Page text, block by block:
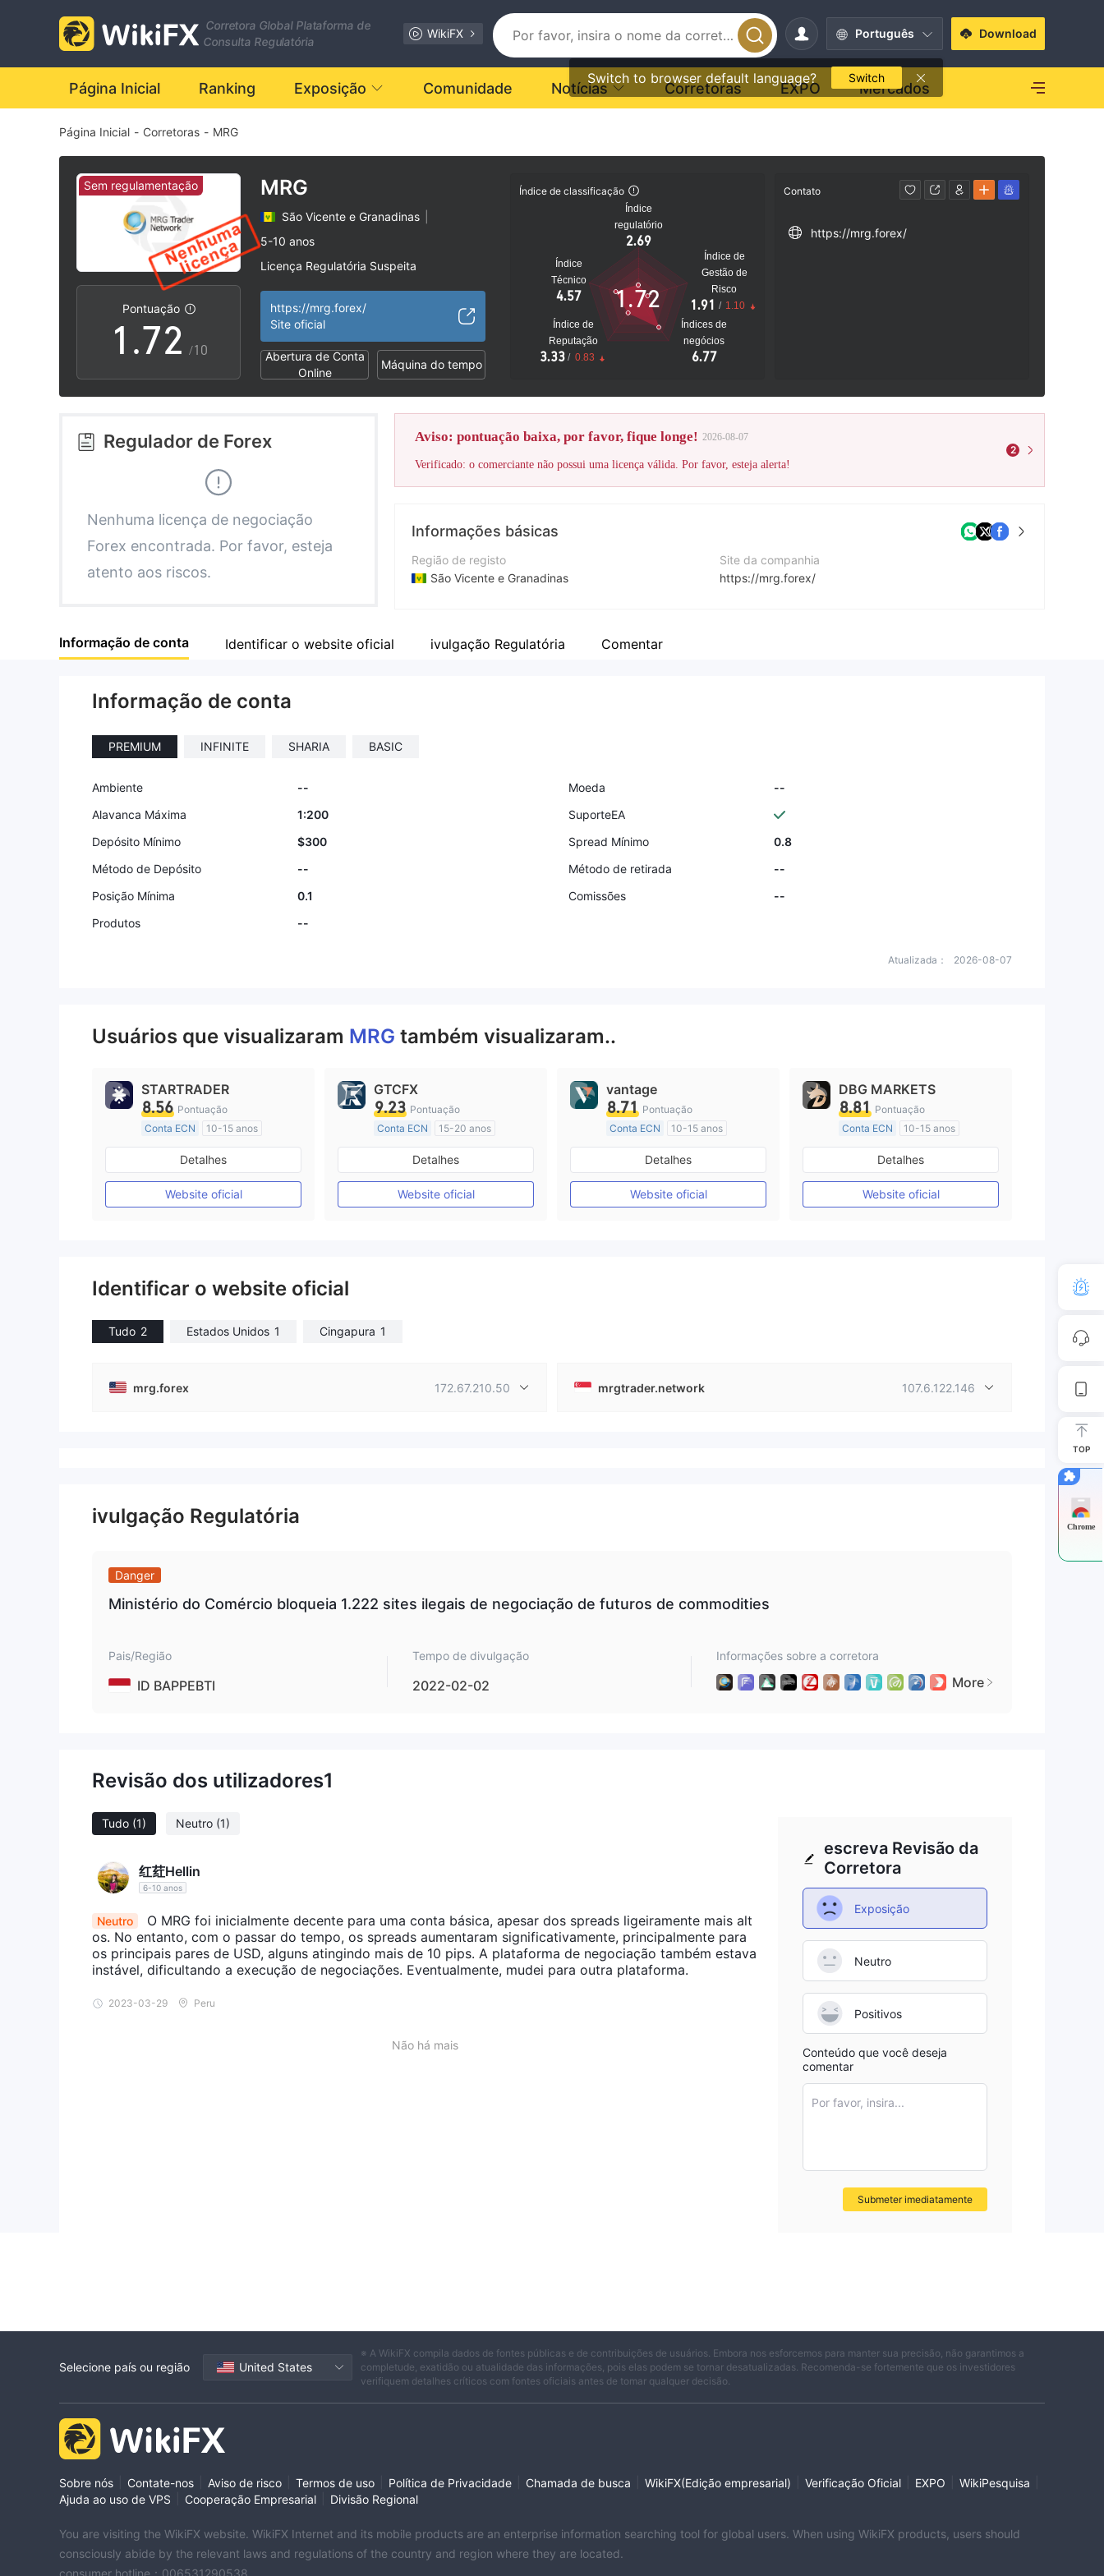
Corretora Global Plataforma de
Consulta Regulatória
WikiFX Português
Switch to browser default language? Switch
Download
Página Inicial Ranking Exposição Comunidade Notícias Corretoras EXPO Mercados
Página Inicial - Corretoras - MRG
Sem regulamentação
Pontuação
0
1
2
3
5
6
7
8
9
.
1
2
3
4
5
6
7
8
9
0
1
2
3
4
6
7
8
9
/10
MRG
São Vicente e Granadinas
5-10 anos
Licença Regulatória Suspeita
Risco potencial alto
https://mrg.forex/
Site oficial
Abertura de Conta
Online
Máquina do tempo
Índice de classificação
Índice
regulatório
2.69
Índice
Técnico
4.57
Índice de
Reputação
3.33 / 0.83
Índices de
negócios
6.77
Índice de
Gestão de
Risco
1.91 / 1.10
1.72
Contato
https://mrg.forex/
Regulador de Forex
Nenhuma licença de negociação
Forex encontrada. Por favor, esteja
atento aos riscos.
Aviso: pontuação baixa, por favor, fique longe! 2026-08-07
Verificado: o comerciante não possui uma licença válida. Por favor, esteja alerta!
2
Informações básicas
Região de registo
São Vicente e Granadinas
Empresa
Site da companhia
https://mrg.forex/
Informação de conta Identificar o website oficial ivulgação Regulatória Comentar
Informação de conta
PREMIUM INFINITE SHARIA BASIC
Ambiente -- Moeda
--
Alavanca Máxima
1:200
SuporteEA
Depósito Mínimo
$300 Spread Mínimo
0.8
Método de Depósito
-- Método de retirada
--
Posição Mínima
0.1 Comissões
--
Produtos
--
Atualizada： 2026-08-07
Usuários que visualizaram MRG também visualizaram..
STARTRADER
8.56 Pontuação
Conta ECN
10-15 anos
Austrália Regulamento
Market Marketing (MM)
Etiqueta principal MT4
Detalhes
Website oficial
GTCFX
9.23 Pontuação
Conta ECN
15-20 anos
Reino Unido Regulamento
Market Marketing (MM)
Etiqueta principal MT4
Detalhes
Website oficial
vantage
8.71 Pontuação
Conta ECN
10-15 anos
Austrália Regulamento
Market Marketing (MM)
Etiqueta principal MT4
Detalhes
Website oficial
DBG MARKETS
8.81 Pontuação
Conta ECN
10-15 anos
Austrália Regulamento
Market Marketing (MM)
Etiqueta principal MT4
Detalhes
Website oficial
Identificar o website oficial
Tudo 2 Estados Unidos 1 Cingapura 1
mrg.forex 172.67.210.50 mrgtrader.network 107.6.122.146
ivulgação Regulatória
Danger
Ministério do Comércio bloqueia 1.222 sites ilegais de negociação de futuros de commodities
Pais/Região
ID BAPPEBTI
Tempo de divulgação
2022-02-02
Informações sobre a corretora
More
Revisão dos utilizadores1
Tudo (1) Neutro (1)
红荭Hellin
6-10 anos
Neutro
O MRG foi inicialmente decente para uma conta básica, apesar dos spreads ligeiramente mais alt
os. No entanto, com o passar do tempo, os spreads aumentaram significativamente, principalmente para
os principais pares de USD, alguns atingindo mais de 10 pips. A plataforma de negociação também estava
instável, dificultando a execução de negociações. Eventualmente, mudei para outra plataforma.
2023-03-29 Peru
Não há mais
escreva Revisão da
Corretora
Exposição
Neutro
Positivos
Conteúdo que você deseja
comentar
Por favor, insira...
Submeter imediatamente
TOP
Chrome
Selecione país ou região United States
※ A WikiFX compila dados de fontes públicas e de contribuições de usuários. Embora nos esforcemos para manter sua precisão, não garantimos a
completude, exatidão ou atualidade das informações, pois elas podem se tornar desatualizadas. Recomenda-se fortemente que os investidores
verifiquem detalhes críticos com fontes oficiais antes de tomar qualquer decisão.
Sobre nós Contate-nos Aviso de risco Termos de uso Política de Privacidade Chamada de busca WikiFX(Edição empresarial) Verificação Oficial EXPO WikiPesquisa
Ajuda ao uso de VPS
Cooperação Empresarial Divisão Regional
You are visiting the WikiFX website. WikiFX Internet and its mobile products are an enterprise information searching tool for global users. When using WikiFX products, users should
consciously abide by the relevant laws and regulations of the country and region where they are located.
consumer hotline：006531290538